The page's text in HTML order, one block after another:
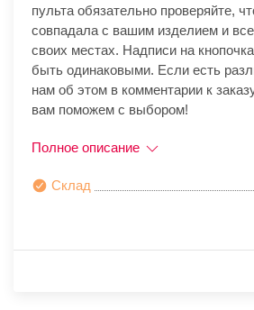
пульта обязательно проверяйте,
совпадала с вашим изделием и
своих местах. Надписи на
быть одинаковыми. Если есть
нам об этом в комментарии к
вам поможем с выбором!
Полное описание
Склад